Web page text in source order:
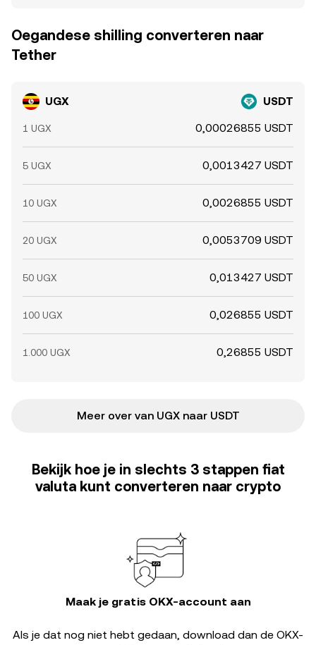
Oegandese shilling converteren naar
Tether
UGX USDT
1 UGX 0,00026855 USDT
5 UGX 0,0013427 USDT
10 UGX 0,0026855 USDT
20 UGX 0,0053709 USDT
50 UGX 0,013427 USDT
100 UGX 0,026855 USDT
1.000 UGX 0,26855 USDT
Meer over van UGX naar USDT
Bekijk hoe je in slechts 3 stappen fiat
valuta kunt converteren naar crypto
Maak je gratis OKX-account aan
Als je dat nog niet hebt gedaan, download dan de OKX-